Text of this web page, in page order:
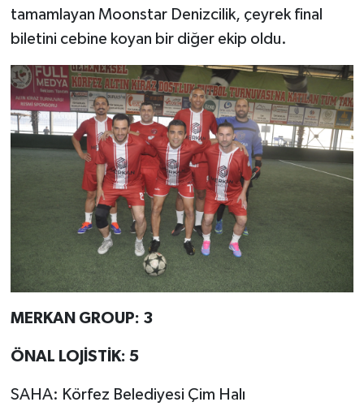
tamamlayan Moonstar Denizcilik, çeyrek final
biletini cebine koyan bir diğer ekip oldu.
MERKAN GROUP: 3
ÖNAL LOJİSTİK: 5
SAHA: Körfez Belediyesi Çim Halı